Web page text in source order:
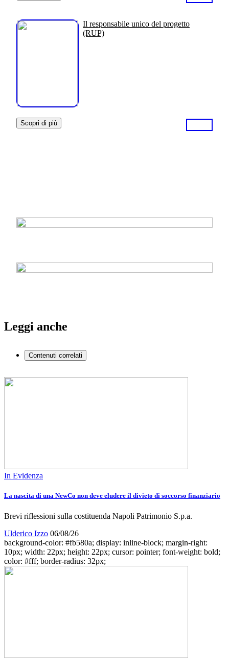
Il responsabile unico del progetto
(RUP)
Scopri di più
Leggi anche
Contenuti correlati
In Evidenza
La nascita di una NewCo non deve eludere il divieto di soccorso finanziario
Brevi riflessioni sulla costituenda Napoli Patrimonio S.p.a.
Ulderico Izzo 06/08/26
background-color: #fb580a; display: inline-block; margin-right:
10px; width: 22px; height: 22px; cursor: pointer; font-weight: bold;
color: #fff; border-radius: 32px;